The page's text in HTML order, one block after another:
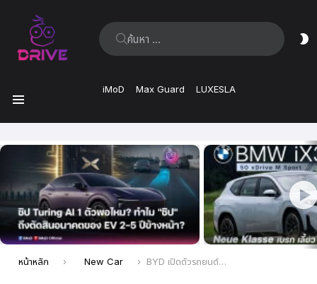
ค้นหา:
iMoD Max Guard LUXESLA
ล่าสุด
คุณอยู่ที่นี่:
หน้าหลัก New Car BYD เปิดตัวรถยนต์ไฟฟ้า e7 รุ่นใหม่ ในจีน วิ่งได้ไกล 520 กม. ราคาเริ่มต้นประมาณ 530,000 บาท เน้นบริการแท็กซี่